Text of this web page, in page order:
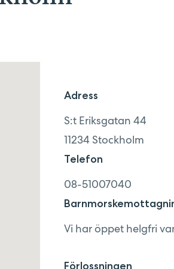
Adress
S:t Eriksgatan 44
11234 Stockholm
Telefon
08-51007040
Vi har öppet helgfri
Förlossningen